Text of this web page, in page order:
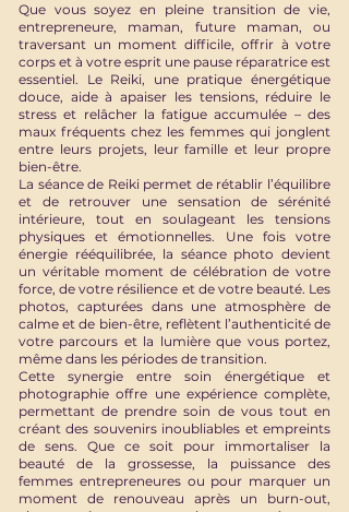
​Que vous soyez en pleine transition de vie,
entrepreneure, maman, future maman, ou
traversant un moment difficile, offrir à votre
corps et à votre esprit une pause réparatrice est
essentiel. Le Reiki, une pratique énergétique
douce, aide à apaiser les tensions, réduire le
stress et relâcher la fatigue accumulée – des
maux fréquents chez les femmes qui jonglent
entre leurs projets, leur famille et leur propre
bien-être.
La séance de Reiki permet de rétablir l’équilibre
et de retrouver une sensation de sérénité
intérieure, tout en soulageant les tensions
physiques et émotionnelles. Une fois votre
énergie rééquilibrée, la séance photo devient
un véritable moment de célébration de votre
force, de votre résilience et de votre beauté. Les
photos, capturées dans une atmosphère de
calme et de bien-être, reflètent l’authenticité de
votre parcours et la lumière que vous portez,
même dans les périodes de transition.
Cette synergie entre soin énergétique et
photographie offre une expérience complète,
permettant de prendre soin de vous tout en
créant des souvenirs inoubliables et empreints
de sens. Que ce soit pour immortaliser la
beauté de la grossesse, la puissance des
femmes entrepreneures ou pour marquer un
moment de renouveau après un burn-out,